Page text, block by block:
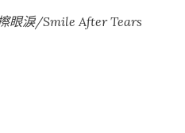
眼淚/Smile After Tears